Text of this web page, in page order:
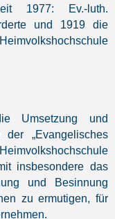
1977: Ev.-luth.
und 1919 die
Umsetzung und
„Evangelisches
insbesondere das
und Besinnung
zu ermutigen, für